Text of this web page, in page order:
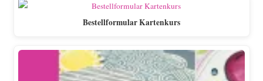
Bestellformular Kartenkurs